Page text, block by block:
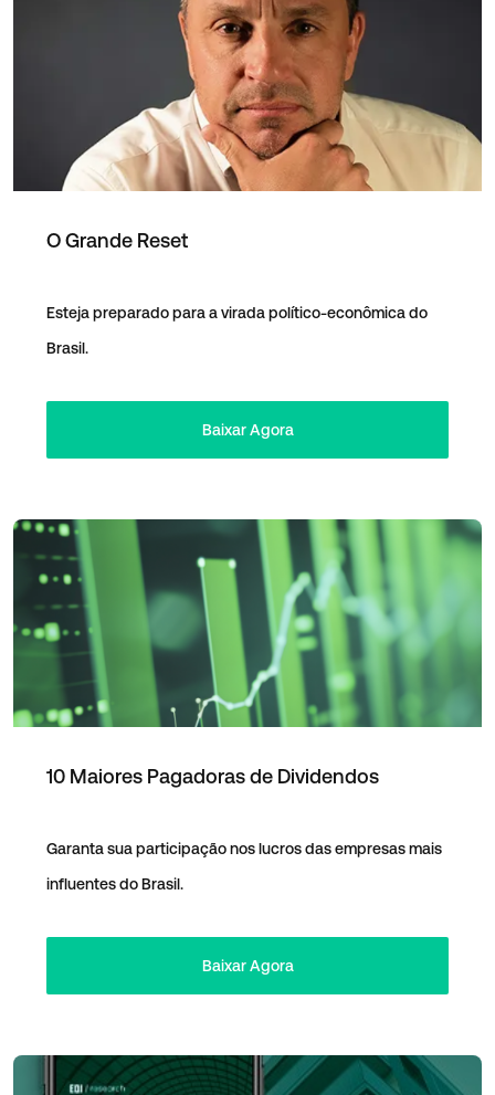
O Grande Reset
Esteja preparado para a virada político-econômica do
Brasil.
Baixar Agora
10 Maiores Pagadoras de Dividendos
Garanta sua participação nos lucros das empresas mais
influentes do Brasil.
Baixar Agora